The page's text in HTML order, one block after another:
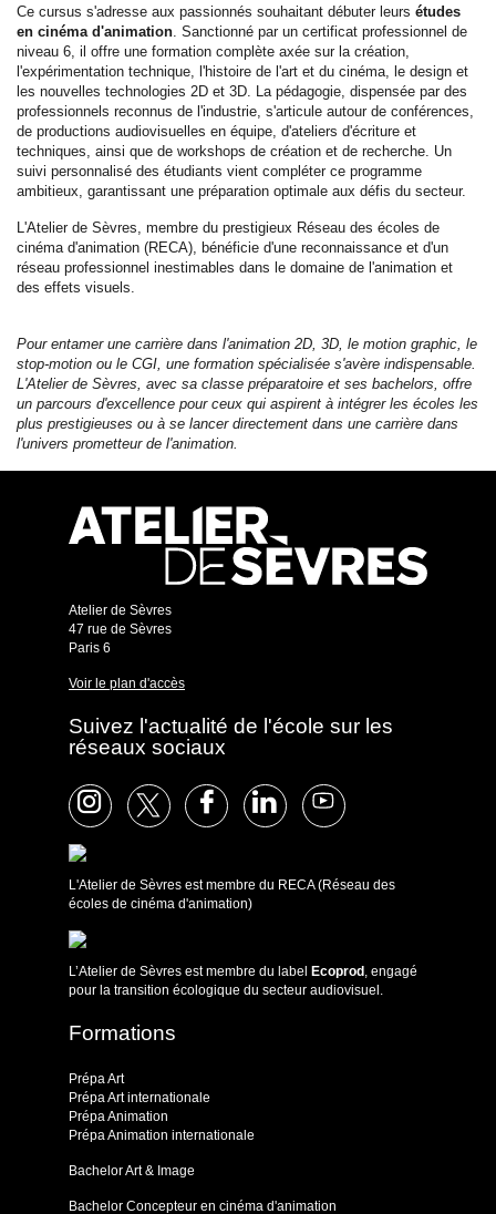
Ce cursus s'adresse aux passionnés souhaitant débuter leurs études
en cinéma d'animation. Sanctionné par un certificat professionnel de
niveau 6, il offre une formation complète axée sur la création,
l'expérimentation technique, l'histoire de l'art et du cinéma, le design et
les nouvelles technologies 2D et 3D. La pédagogie, dispensée par des
professionnels reconnus de l'industrie, s'articule autour de conférences,
de productions audiovisuelles en équipe, d'ateliers d'écriture et
techniques, ainsi que de workshops de création et de recherche. Un
suivi personnalisé des étudiants vient compléter ce programme
ambitieux, garantissant une préparation optimale aux défis du secteur.
L'Atelier de Sèvres, membre du prestigieux Réseau des écoles de
cinéma d'animation (RECA), bénéficie d'une reconnaissance et d'un
réseau professionnel inestimables dans le domaine de l'animation et
des effets visuels.
Pour entamer une carrière dans l'animation 2D, 3D, le motion graphic, le
stop-motion ou le CGI, une formation spécialisée s'avère indispensable.
L'Atelier de Sèvres, avec sa classe préparatoire et ses bachelors, offre
un parcours d'excellence pour ceux qui aspirent à intégrer les écoles les
plus prestigieuses ou à se lancer directement dans une carrière dans
l'univers prometteur de l'animation.
Atelier de Sèvres
47 rue de Sèvres
Paris 6
Voir le plan d'accès
Suivez l'actualité de l'école sur les
réseaux sociaux
L'Atelier de Sèvres est membre du RECA (Réseau des
écoles de cinéma d'animation)
L’Atelier de Sèvres est membre du label Ecoprod , engagé
pour la transition écologique du secteur audiovisuel.
Formations
Prépa Art
Prépa Art internationale
Prépa Animation
Prépa Animation internationale
Bachelor Art & Image
Bachelor Concepteur en cinéma d'animation